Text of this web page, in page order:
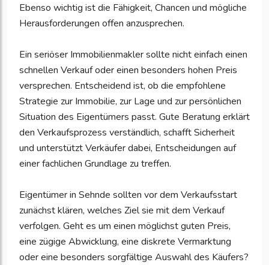
Ebenso wichtig ist die Fähigkeit, Chancen und mögliche
Herausforderungen offen anzusprechen.
Ein seriöser Immobilienmakler sollte nicht einfach einen
schnellen Verkauf oder einen besonders hohen Preis
versprechen. Entscheidend ist, ob die empfohlene
Strategie zur Immobilie, zur Lage und zur persönlichen
Situation des Eigentümers passt. Gute Beratung erklärt
den Verkaufsprozess verständlich, schafft Sicherheit
und unterstützt Verkäufer dabei, Entscheidungen auf
einer fachlichen Grundlage zu treffen.
Eigentümer in Sehnde sollten vor dem Verkaufsstart
zunächst klären, welches Ziel sie mit dem Verkauf
verfolgen. Geht es um einen möglichst guten Preis,
eine zügige Abwicklung, eine diskrete Vermarktung
oder eine besonders sorgfältige Auswahl des Käufers?